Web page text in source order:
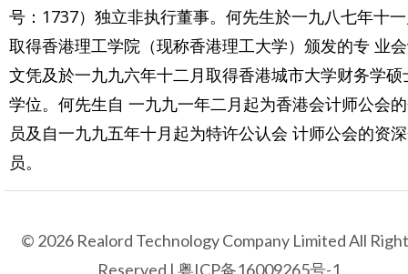
号：1737）独立非执行董事。何先生於一九八七年十
取得香港理工学院（现称香港理工大学）颁发的专 业
文凭及於一九九六年十二月取得香港城市大学财务学硕
学位。何先生自 一九九一年二月起为香港会计师公会
员及自一九九五年十月起为特许公认会 计师公会的资
员。
© 2026 Realord Technology Company Limited All
Reserved | 粤ICP备16009265号-1